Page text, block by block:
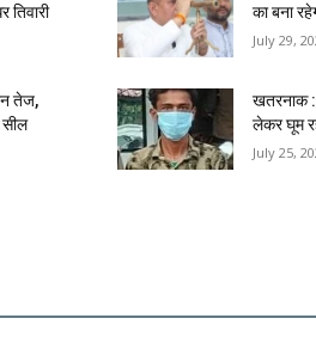
तिवारी
का बना
July 29,
तेज,
सील
खतरनाक :
लेकर घूम
July 25,